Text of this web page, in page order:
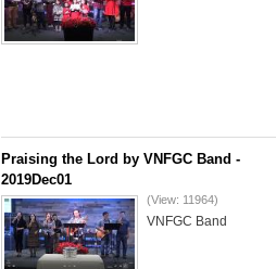
Praising the Lord by VNFGC Band -
2019Dec01
(View: 11964)
VNFGC Band